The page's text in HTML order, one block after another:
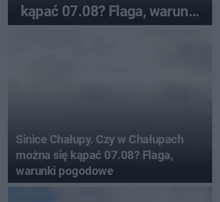
kąpać 07.08? Flaga, warunki
pogodowe
Sinice Chałupy. Czy w Chałupach
można się kąpać 07.08? Flaga,
warunki pogodowe